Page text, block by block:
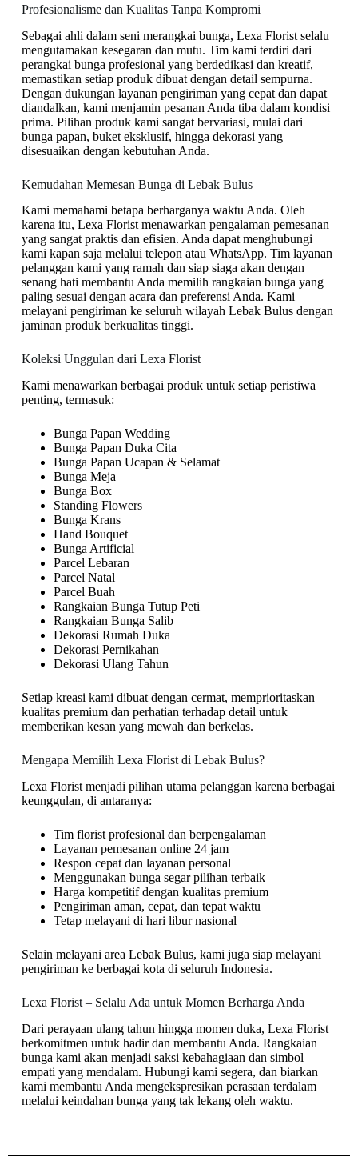
Profesionalisme dan Kualitas Tanpa Kompromi
Sebagai ahli dalam seni merangkai bunga, Lexa Florist selalu
mengutamakan kesegaran dan mutu. Tim kami terdiri dari
perangkai bunga profesional yang berdedikasi dan kreatif,
memastikan setiap produk dibuat dengan detail sempurna.
Dengan dukungan layanan pengiriman yang cepat dan dapat
diandalkan, kami menjamin pesanan Anda tiba dalam kondisi
prima. Pilihan produk kami sangat bervariasi, mulai dari
bunga papan, buket eksklusif, hingga dekorasi yang
disesuaikan dengan kebutuhan Anda.
Kemudahan Memesan Bunga di Lebak Bulus
Kami memahami betapa berharganya waktu Anda. Oleh
karena itu, Lexa Florist menawarkan pengalaman pemesanan
yang sangat praktis dan efisien. Anda dapat menghubungi
kami kapan saja melalui telepon atau WhatsApp. Tim layanan
pelanggan kami yang ramah dan siap siaga akan dengan
senang hati membantu Anda memilih rangkaian bunga yang
paling sesuai dengan acara dan preferensi Anda. Kami
melayani pengiriman ke seluruh wilayah Lebak Bulus dengan
jaminan produk berkualitas tinggi.
Koleksi Unggulan dari Lexa Florist
Kami menawarkan berbagai produk untuk setiap peristiwa
penting, termasuk:
Bunga Papan Wedding
Bunga Papan Duka Cita
Bunga Papan Ucapan & Selamat
Bunga Meja
Bunga Box
Standing Flowers
Bunga Krans
Hand Bouquet
Bunga Artificial
Parcel Lebaran
Parcel Natal
Parcel Buah
Rangkaian Bunga Tutup Peti
Rangkaian Bunga Salib
Dekorasi Rumah Duka
Dekorasi Pernikahan
Dekorasi Ulang Tahun
Setiap kreasi kami dibuat dengan cermat, memprioritaskan
kualitas premium dan perhatian terhadap detail untuk
memberikan kesan yang mewah dan berkelas.
Mengapa Memilih Lexa Florist di Lebak Bulus?
Lexa Florist menjadi pilihan utama pelanggan karena berbagai
keunggulan, di antaranya:
Tim florist profesional dan berpengalaman
Layanan pemesanan online 24 jam
Respon cepat dan layanan personal
Menggunakan bunga segar pilihan terbaik
Harga kompetitif dengan kualitas premium
Pengiriman aman, cepat, dan tepat waktu
Tetap melayani di hari libur nasional
Selain melayani area Lebak Bulus, kami juga siap melayani
pengiriman ke berbagai kota di seluruh Indonesia.
Lexa Florist – Selalu Ada untuk Momen Berharga Anda
Dari perayaan ulang tahun hingga momen duka, Lexa Florist
berkomitmen untuk hadir dan membantu Anda. Rangkaian
bunga kami akan menjadi saksi kebahagiaan dan simbol
empati yang mendalam. Hubungi kami segera, dan biarkan
kami membantu Anda mengekspresikan perasaan terdalam
melalui keindahan bunga yang tak lekang oleh waktu.